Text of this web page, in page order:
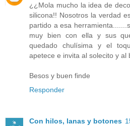
¿¿Mola mucho la idea de
silicona!! Nosotros la verdad
partido a esa
muy bien con ella y sus
quedado chulísima y el
apetece e invita al solecito y al
Besos y buen finde
Responder
Con hilos, lanas y botones